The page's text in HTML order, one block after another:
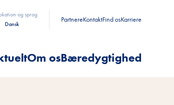
og sprog
Dansk
PartnereKontaktFind osKarriere
Om osBæredygtighed